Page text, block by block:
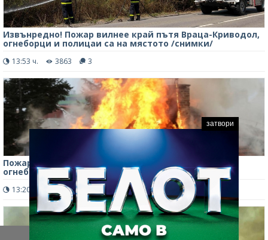
Извънредно! Пожар вилнее край пътя Враца-Криводол,
огнеборци и полицаи са на мястото /снимки/
13:53 ч. 3863 3
Пожар в жилищна сграда вдигна накрак видински
огнеборци, щетите са сериозни
13:20 ч. 767
затвори